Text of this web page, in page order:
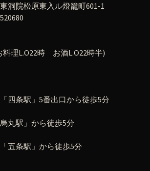
洞院松原東入ル燈籠町601-1
料理L.O22時 お酒L.O22時半)
四条駅」5番出口から徒歩5分
丸駅」から徒歩5分
五条駅」から徒歩5分